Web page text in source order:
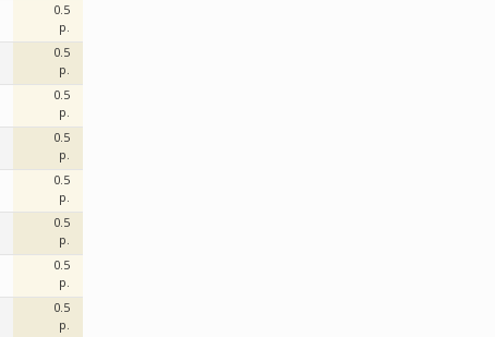
0.5
p.
0.5
p.
0.5
p.
0.5
p.
0.5
p.
0.5
p.
0.5
p.
0.5
p.